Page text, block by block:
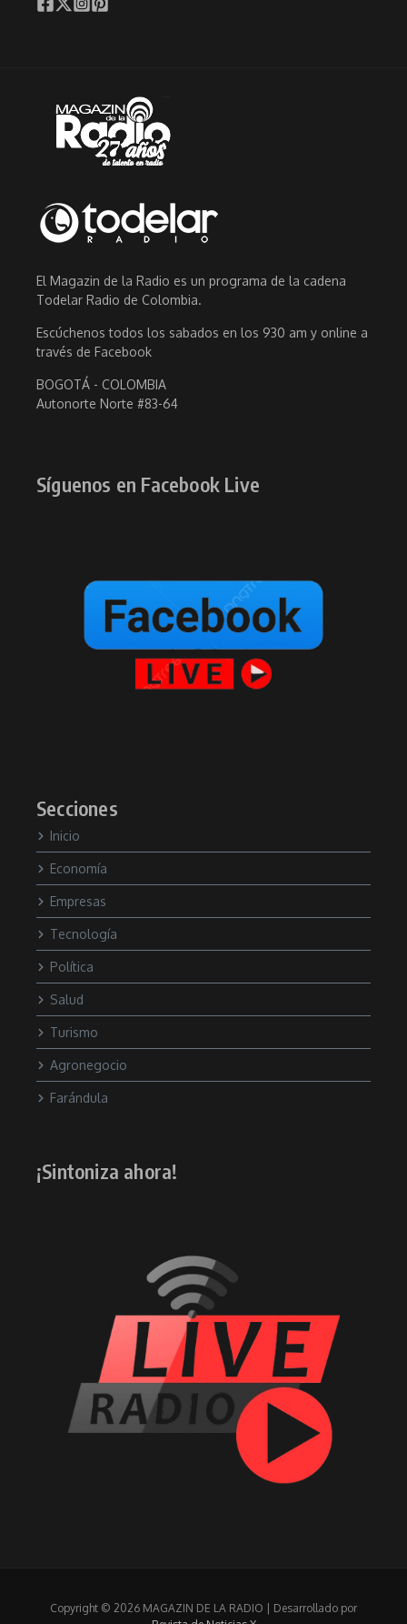
El Magazin de la Radio es un programa de la cadena
Todelar Radio de Colombia.
Escúchenos todos los sabados en los 930 am y online a
través de Facebook
BOGOTÁ - COLOMBIA
Autonorte Norte #83-64
Síguenos en Facebook Live
Secciones
Inicio
Economía
Empresas
Tecnología
Política
Salud
Turismo
Agronegocio
Farándula
¡Sintoniza ahora!
Copyright © 2026 MAGAZIN DE LA RADIO | Desarrollado por